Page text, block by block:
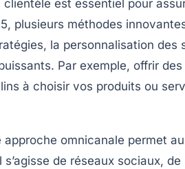
est essentiel pour
plusieurs méthodes
la personnalisation des
Par exemple, offrir
à choisir vos produits ou
approche omnicanale permet
de réseaux sociaux, de